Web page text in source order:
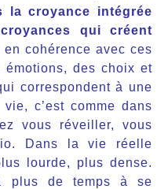
la croyance intégrée
qui créent
cohérence avec ces
émotions, des choix et
correspondent à une
c’est comme dans
vous réveiller, vous
Dans la vie réelle
lourde, plus dense.
plus de temps à se